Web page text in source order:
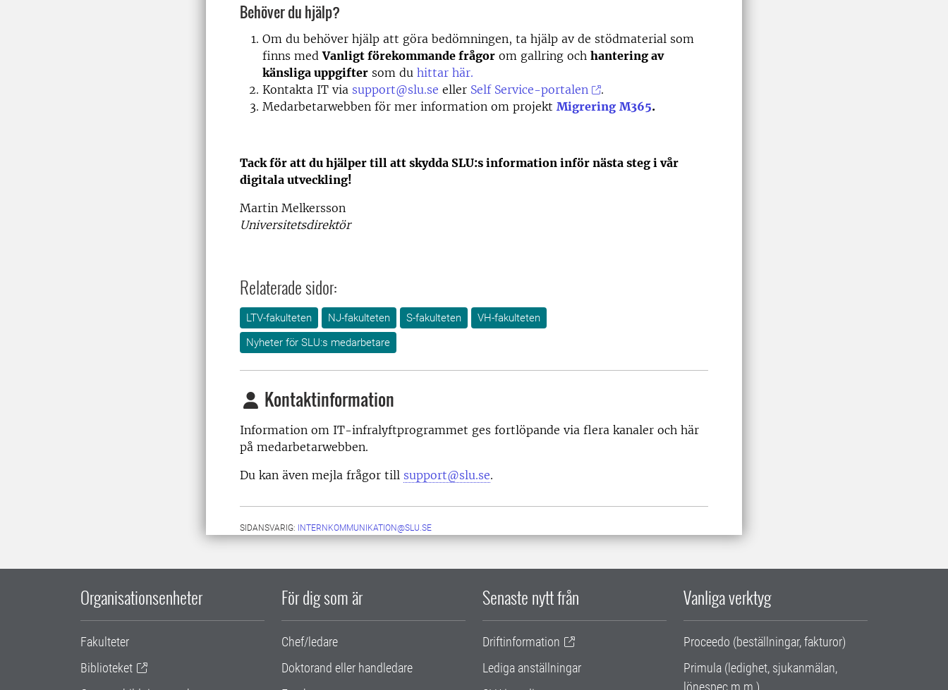
Behöver du hjälp?
Om du behöver hjälp att göra bedömningen, ta hjälp av de stödmaterial som
finns medVanligt förekommande frågor om gallring och hantering av
känsliga uppgifter som du hittar här.
Kontakta IT via support@slu.se eller Self Service-portalen
.
Medarbetarwebben för mer information om projekt Migrering M365.
Tack för att du hjälper till att skydda SLU:s information inför nästa steg i vår
digitala utveckling!
Martin Melkersson
Universitetsdirektör
Relaterade sidor:
LTV-fakulteten NJ-fakulteten S-fakulteten
VH-fakulteten
Nyheter för SLU:s medarbetare
Kontaktinformation
Information om IT-infralyftprogrammet ges fortlöpande via flera kanaler och här
på medarbetarwebben.
Du kan även mejla frågor till support@slu.se.
SIDANSVARIG: INTERNKOMMUNIKATION@SLU.SE
Organisationsenheter
Fakulteter
Biblioteket
För dig som är
Chef/ledare
Doktorand eller handledare
Senaste nytt från
Driftinformation
Lediga anställningar
Vanliga verktyg
Proceedo (beställningar, fakturor)
Primula (ledighet, sjukanmälan,
lönespec m.m.)